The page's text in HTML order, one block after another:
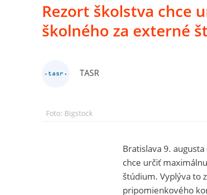
Rezort školstva chce
školného za externé
TASR
Foto: Bigstock
Bratislava 9. augusta
chce určiť
štúdium. Vyplýva to
pripomienkového